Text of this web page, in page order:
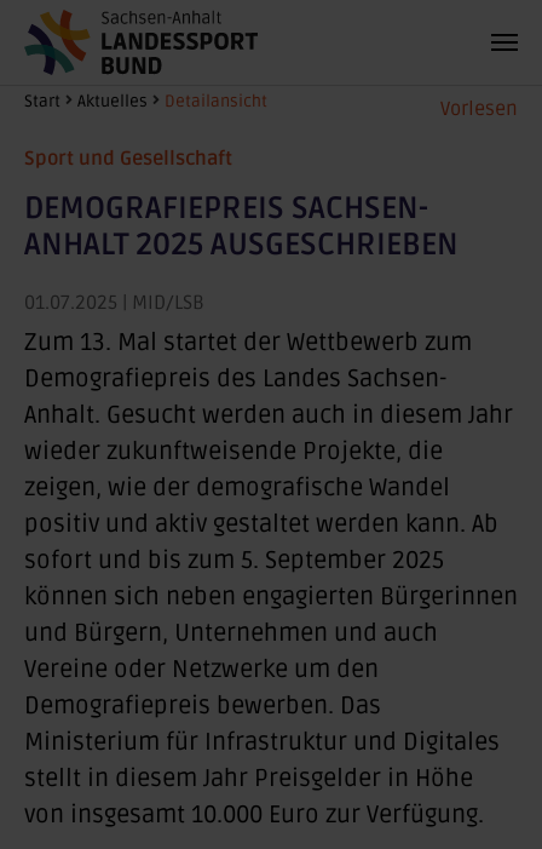
Zum Hauptinhalt springen Vorlesen
Sie sind hier:
Start Aktuelles Detailansicht
Sport und Gesellschaft
DEMOGRAFIEPREIS SACHSEN-
ANHALT 2025 AUSGESCHRIEBEN
01.07.2025 | MID/LSB
Zum 13. Mal startet der Wettbewerb zum
Demografiepreis des Landes Sachsen-
Anhalt. Gesucht werden auch in diesem Jahr
wieder zukunftweisende Projekte, die
zeigen, wie der demografische Wandel
positiv und aktiv gestaltet werden kann. Ab
sofort und bis zum 5. September 2025
können sich neben engagierten Bürgerinnen
und Bürgern, Unternehmen und auch
Vereine oder Netzwerke um den
Demografiepreis bewerben. Das
Ministerium für Infrastruktur und Digitales
stellt in diesem Jahr Preisgelder in Höhe
von insgesamt 10.000 Euro zur Verfügung.